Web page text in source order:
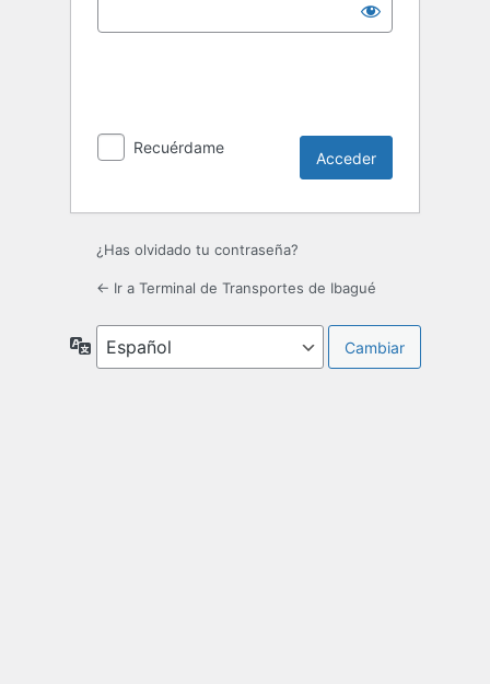
Recuérdame
¿Has olvidado tu contraseña?
← Ir a Terminal de Transportes de Ibagué
Idioma